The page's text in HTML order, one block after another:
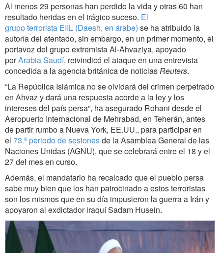
Al menos 29 personas han perdido la vida y otras 60 han
resultado heridas en el trágico suceso. El
grupo terrorista EIIL (Daesh, en árabe) se ha atribuido la
autoría del atentado, sin embargo, en un primer momento, el
portavoz del grupo extremista Al-Ahvaziya, apoyado
porArabia Saudí, reivindicó el ataque en una entrevista
concedida a la agencia británica de noticiasReuters.
“La República Islámica no se olvidará del crimen perpetrado
en Ahvaz y dará una respuesta acorde a la ley y los
intereses del país persa”, ha asegurado Rohani desde el
Aeropuerto Internacional de Mehrabad, en Teherán, antes
de partir rumbo a Nueva York, EE.UU., para participar en
el 73.º periodo de sesionesde la Asamblea General de las
Naciones Unidas (AGNU), que se celebrará entre el 18 y el
27 del mes en curso.
Además, el mandatario ha recalcado que el pueblo persa
sabe muy bien que los han patrocinado a estos terroristas
son los mismos que en su día impusieron la guerra a Irán y
apoyaron al exdictador iraquí Sadam Husein.